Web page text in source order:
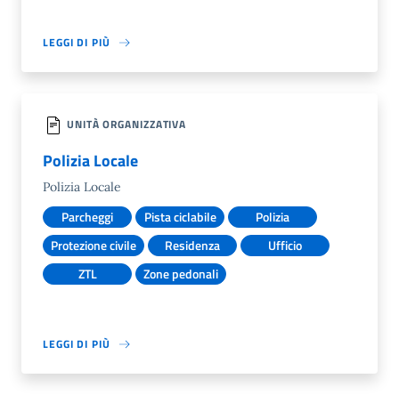
LEGGI DI PIÙ
UNITÀ ORGANIZZATIVA
Polizia Locale
Polizia Locale
Parcheggi Pista ciclabile
Polizia
Protezione civile
Residenza
Ufficio
ZTL
Zone pedonali
LEGGI DI PIÙ